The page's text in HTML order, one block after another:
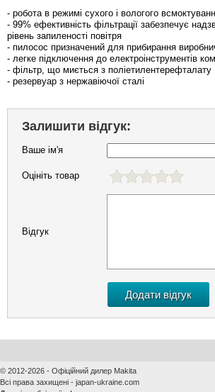
- робота в режимі сухого і вологого
- 99% ефективність фільтрації забезпечує
рівень запиленості повітря
- пилосос призначений для прибирання
- легке підключення до електроінструментів
- фільтр, що миється з поліетилентерефталату
- резервуар з нержавіючої сталі
Залишити відгук:
Ваше ім'я
Оцініть товар
Відгук
© 2012-2026 - Офіційний дилер Makita
Всі права захищені - japan-ukraine.com